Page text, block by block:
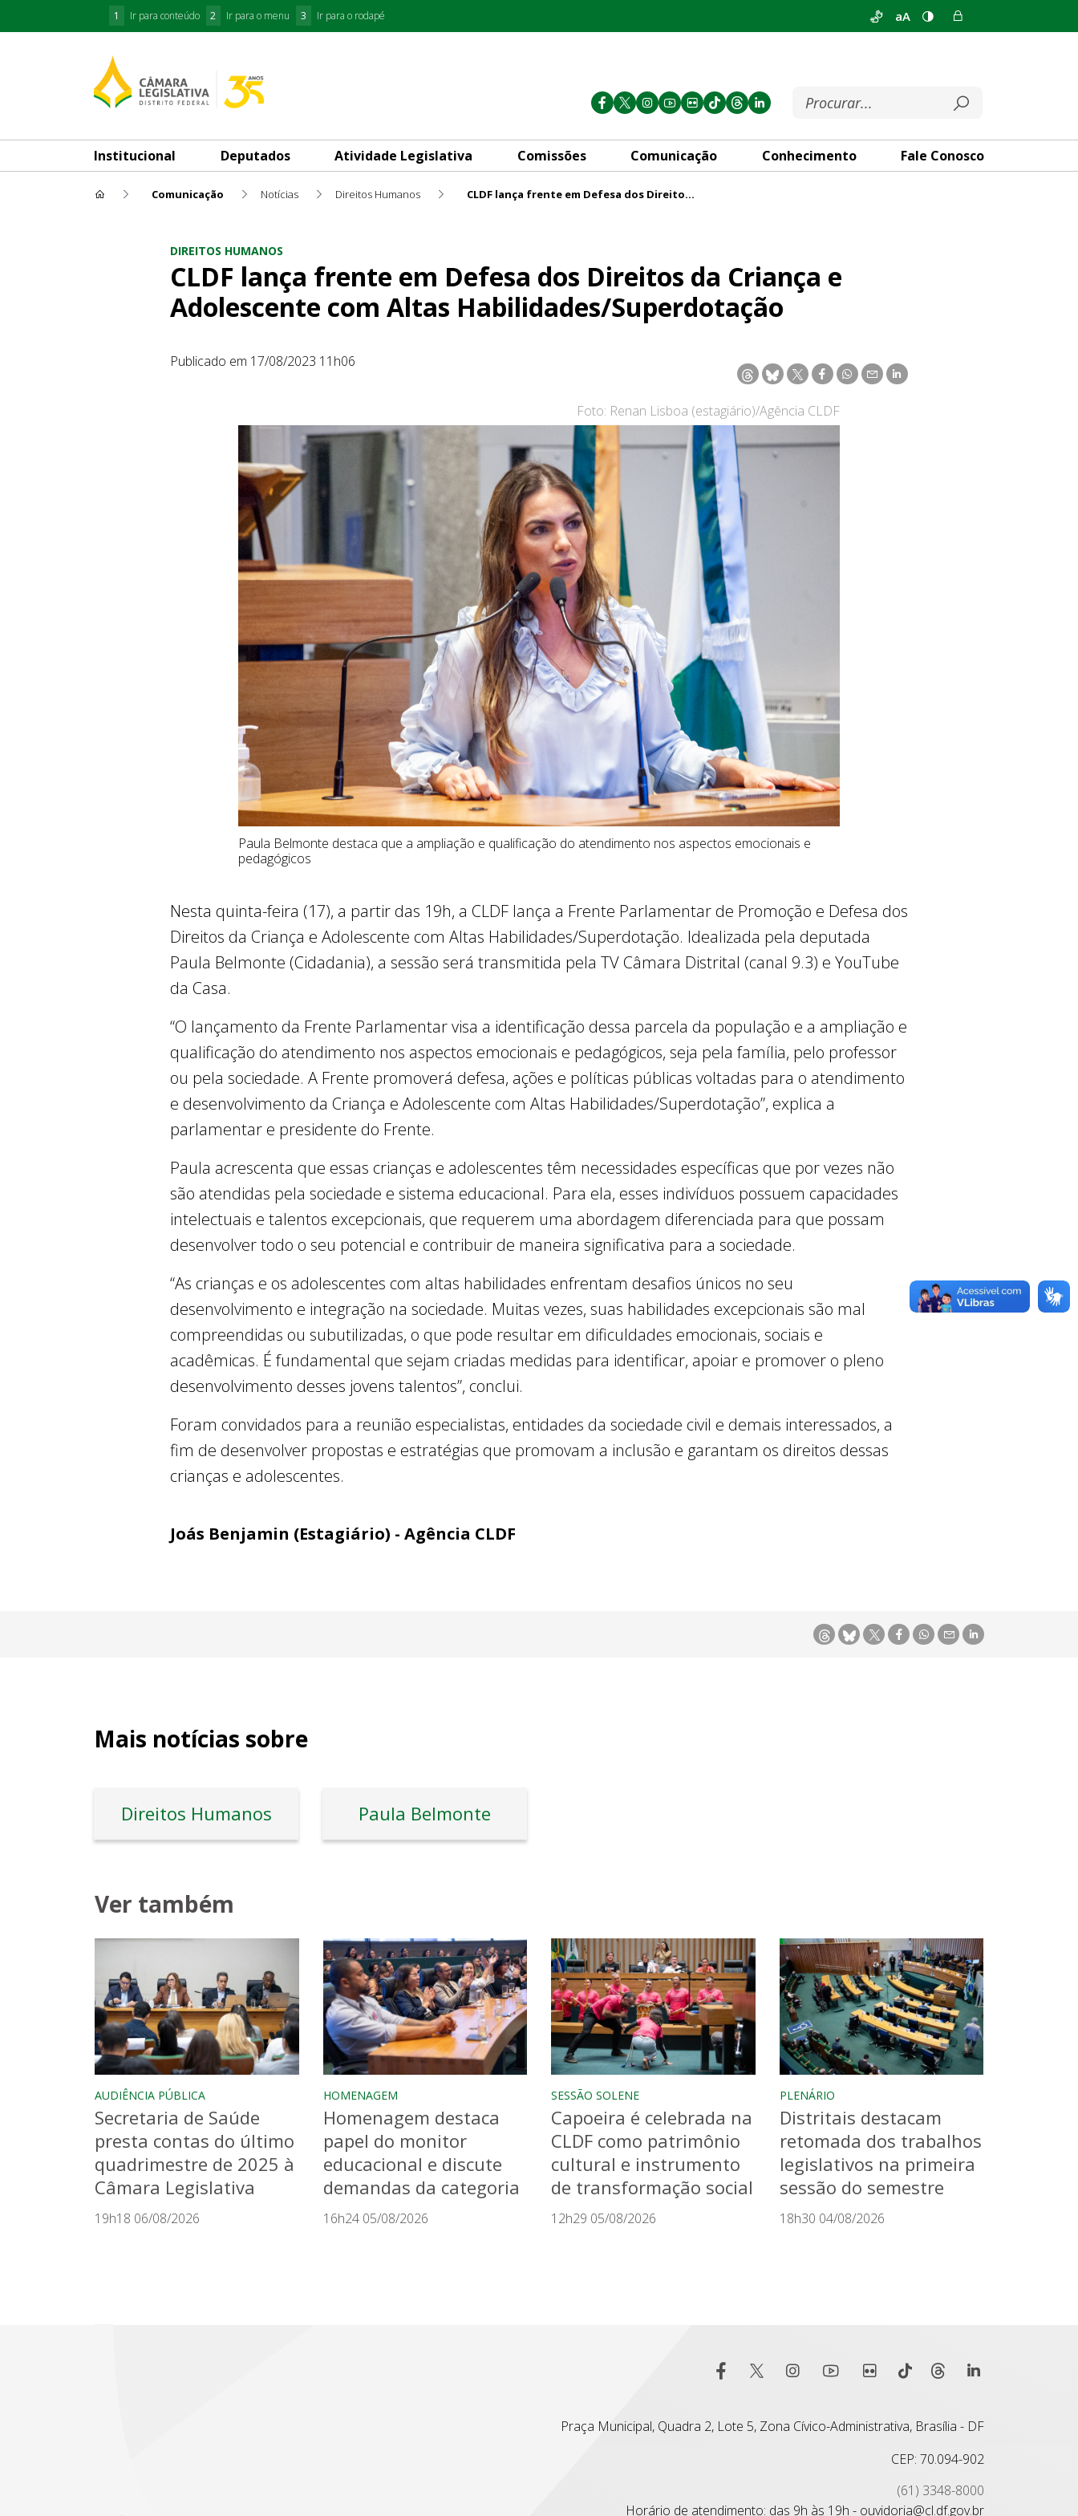
1 Ir para conteúdo 2 Ir para o menu 3 Ir para o rodapé aA
Institucional Deputados Atividade Legislativa Comissões Comunicação Conhecimento Fale Conosco
Comunicação Notícias Direitos Humanos CLDF lança frente em Defesa dos Direitos da Criança e Adolescente com Altas Habilidades/Superdotação
DIREITOS HUMANOS
CLDF lança frente em Defesa dos Direitos da Criança e
Adolescente com Altas Habilidades/Superdotação
Publicado em 17/08/2023 11h06
Foto: Renan Lisboa (estagiário)/Agência CLDF
Paula Belmonte destaca que a ampliação e qualificação do atendimento nos aspectos emocionais e
pedagógicos
Nesta quinta-feira (17), a partir das 19h, a CLDF lança a Frente Parlamentar de Promoção e Defesa dos
Direitos da Criança e Adolescente com Altas Habilidades/Superdotação. Idealizada pela deputada
Paula Belmonte (Cidadania), a sessão será transmitida pela TV Câmara Distrital (canal 9.3) e YouTube
da Casa.
“O lançamento da Frente Parlamentar visa a identificação dessa parcela da população e a ampliação e
qualificação do atendimento nos aspectos emocionais e pedagógicos, seja pela família, pelo professor
ou pela sociedade. A Frente promoverá defesa, ações e políticas públicas voltadas para o atendimento
e desenvolvimento da Criança e Adolescente com Altas Habilidades/Superdotação”, explica a
parlamentar e presidente do Frente.
Paula acrescenta que essas crianças e adolescentes têm necessidades específicas que por vezes não
são atendidas pela sociedade e sistema educacional. Para ela, esses indivíduos possuem capacidades
intelectuais e talentos excepcionais, que requerem uma abordagem diferenciada para que possam
desenvolver todo o seu potencial e contribuir de maneira significativa para a sociedade.
“As crianças e os adolescentes com altas habilidades enfrentam desafios únicos no seu
desenvolvimento e integração na sociedade. Muitas vezes, suas habilidades excepcionais são mal
compreendidas ou subutilizadas, o que pode resultar em dificuldades emocionais, sociais e
acadêmicas. É fundamental que sejam criadas medidas para identificar, apoiar e promover o pleno
desenvolvimento desses jovens talentos”, conclui.
Foram convidados para a reunião especialistas, entidades da sociedade civil e demais interessados, a
fim de desenvolver propostas e estratégias que promovam a inclusão e garantam os direitos dessas
crianças e adolescentes.
Joás Benjamin (Estagiário) - Agência CLDF
Mais notícias sobre
Direitos Humanos Paula Belmonte
Ver também
AUDIÊNCIA PÚBLICA
Secretaria de Saúde
presta contas do último
quadrimestre de 2025 à
Câmara Legislativa
19h18 06/08/2026
HOMENAGEM
Homenagem destaca
papel do monitor
educacional e discute
demandas da categoria
16h24 05/08/2026
SESSÃO SOLENE
Capoeira é celebrada na
CLDF como patrimônio
cultural e instrumento
de transformação social
12h29 05/08/2026
PLENÁRIO
Distritais destacam
retomada dos trabalhos
legislativos na primeira
sessão do semestre
18h30 04/08/2026
Praça Municipal, Quadra 2, Lote 5, Zona Cívico-Administrativa, Brasília - DF
CEP: 70.094-902
(61) 3348-8000
Horário de atendimento: das 9h às 19h - ouvidoria@cl.df.gov.br